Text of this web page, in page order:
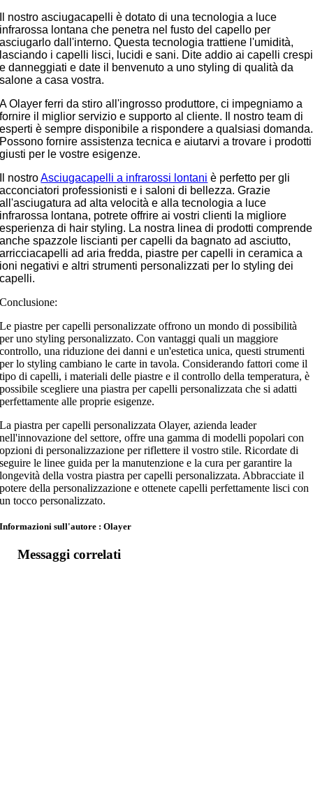
Il nostro asciugacapelli è dotato di una tecnologia a luce
infrarossa lontana che penetra nel fusto del capello per
asciugarlo dall'interno. Questa tecnologia trattiene l'umidità,
lasciando i capelli lisci, lucidi e sani. Dite addio ai capelli crespi
e danneggiati e date il benvenuto a uno styling di qualità da
salone a casa vostra.
A Olayerferri da stiro all'ingrosso produttore, ci impegniamo a
fornire il miglior servizio e supporto al cliente. Il nostro team di
esperti è sempre disponibile a rispondere a qualsiasi domanda.
Possono fornire assistenza tecnica e aiutarvi a trovare i prodotti
giusti per le vostre esigenze.
Il nostroAsciugacapelli a infrarossi lontani è perfetto per gli
acconciatori professionisti e i saloni di bellezza. Grazie
all'asciugatura ad alta velocità e alla tecnologia a luce
infrarossa lontana, potrete offrire ai vostri clienti la migliore
esperienza di hair styling. La nostra linea di prodotti comprende
anche spazzole liscianti per capelli da bagnato ad asciutto,
arricciacapelli ad aria fredda, piastre per capelli in ceramica a
ioni negativi e altri strumenti personalizzati per lo styling dei
capelli.
Conclusione:
Le piastre per capelli personalizzate offrono un mondo di possibilità
per uno styling personalizzato. Con vantaggi quali un maggiore
controllo, una riduzione dei danni e un'estetica unica, questi strumenti
per lo styling cambiano le carte in tavola. Considerando fattori come il
tipo di capelli, i materiali delle piastre e il controllo della temperatura, è
possibile scegliere una piastra per capelli personalizzata che si adatti
perfettamente alle proprie esigenze.
La piastra per capelli personalizzata Olayer, azienda leader
nell'innovazione del settore, offre una gamma di modelli popolari con
opzioni di personalizzazione per riflettere il vostro stile. Ricordate di
seguire le linee guida per la manutenzione e la cura per garantire la
longevità della vostra piastra per capelli personalizzata. Abbracciate il
potere della personalizzazione e ottenete capelli perfettamente lisci con
un tocco personalizzato.
Informazioni sull'autore : Olayer
Messaggi correlati